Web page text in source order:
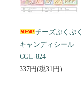
チーズぷくぷく
キャンディシール
CGL-824
337円(税31円)